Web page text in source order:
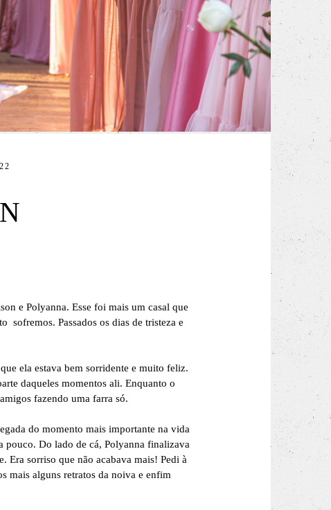
e Polyanna. Esse foi mais um casal que
sofremos. Passados os dias de tristeza e
ela estava bem sorridente e muito feliz.
daqueles momentos ali. Enquanto o
fazendo uma farra só.
do momento mais importante na vida
pouco. Do lado de cá, Polyanna finalizava
Era sorriso que não acabava mais! Pedi à
mais alguns retratos da noiva e enfim